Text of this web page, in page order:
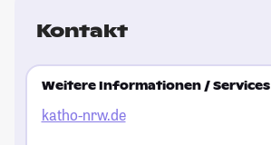
Kontakt
Weitere Informationen / Services
katho-nrw.de